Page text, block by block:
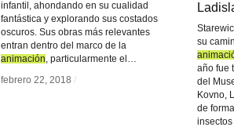
infantil, ahondando en su cualidad
fantástica y explorando sus costados
oscuros. Sus obras más relevantes
entran dentro del marco de la
animación , particularmente el…
febrero 22, 2018 /
animación
febrero 22, 2018 /
su
año fue
del
Kovno,
de